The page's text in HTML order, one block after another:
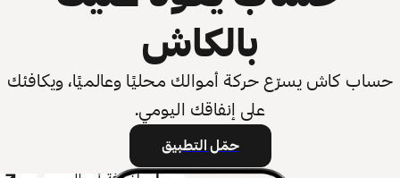
بالكاش
حساب كاش يسرّع حركة أموالك محليًا وعالميًا، ويكافئك
على إنفاقك اليومي.
حمّل التطبيق